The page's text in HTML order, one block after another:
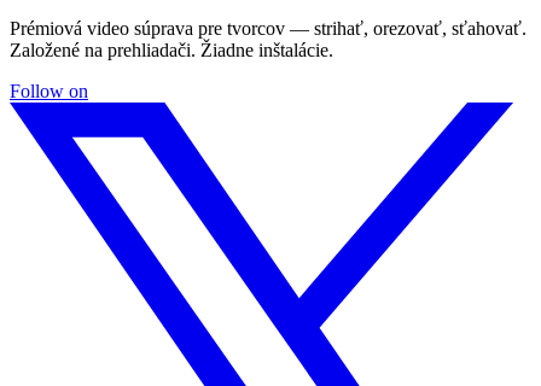
Prémiová video súprava pre tvorcov — strihať, orezovať, sťahovať.
Založené na prehliadači. Žiadne inštalácie.
Follow on